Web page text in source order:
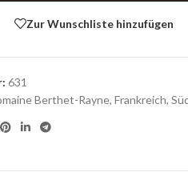
Zur Wunschliste hinzufügen
631
Berthet-Rayne, Frankreich,